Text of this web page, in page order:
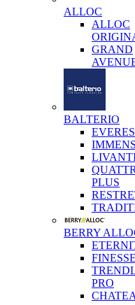
ALLOC
ALLOC
GRAND
BALTERIO
PLUS
BERRY
FINESSE
PRO